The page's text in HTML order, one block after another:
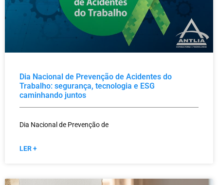
Dia Nacional de Prevenção de Acidentes do
Trabalho: segurança, tecnologia e ESG
caminhando juntos
Dia Nacional de Prevenção de
LER +